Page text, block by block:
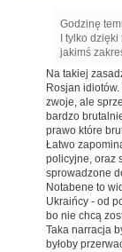
Godzinę
I tylko
jakimś
Na takiej
Rosjan
zwoje, ale
bardzo
prawo które
Łatwo
policyjne, oraz
sprowadzone
Notabene to
Ukraińcy - od
bo nie chcą
Taka narracja
byłoby